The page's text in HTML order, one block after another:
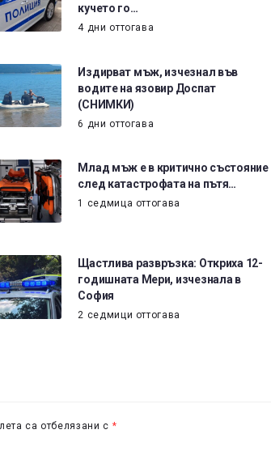
кучето го…
4 дни оттогава
Издирват мъж, изчезнал във
водите на язовир Доспат
(СНИМКИ)
6 дни оттогава
Млад мъж е в критично състояние
след катастрофата на пътя…
1 седмица оттогава
Щастлива развръзка: Откриха 12-
годишната Мери, изчезнала в
София
2 седмици оттогава
са отбелязани с *